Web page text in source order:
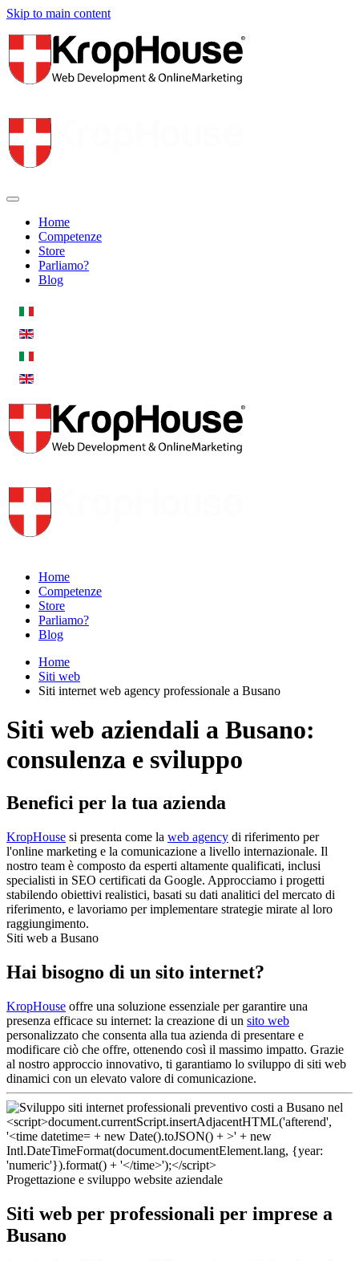
Skip to main content
Home
Competenze
Store
Parliamo?
Blog
Home
Competenze
Store
Parliamo?
Blog
Home
Siti web
Siti internet web agency professionale a Busano
Siti web aziendali a Busano:
consulenza e sviluppo
Benefici per la tua azienda
KropHouse si presenta come la web agency di riferimento per
l'online marketing e la comunicazione a livello internazionale. Il
nostro team è composto da esperti altamente qualificati, inclusi
specialisti in SEO certificati da Google. Approcciamo i progetti
stabilendo obiettivi realistici, basati su dati analitici del mercato di
riferimento, e lavoriamo per implementare strategie mirate al loro
raggiungimento.
Siti web a Busano
Hai bisogno di un sito internet?
KropHouse offre una soluzione essenziale per garantire una
presenza efficace su internet: la creazione di un sito web
personalizzato che consenta alla tua azienda di presentare e
modificare ciò che offre, ottenendo così il massimo impatto. Grazie
al nostro approccio innovativo, ti garantiamo lo sviluppo di siti web
dinamici con un elevato valore di comunicazione.
Progettazione e sviluppo website aziendale
Siti web per professionali per imprese a
Busano